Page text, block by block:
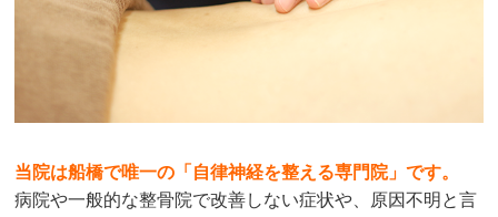
当院は船橋で唯一の「自律神経を整える専門院」です。
病院や一般的な整骨院で改善しない症状や、原因不明と言